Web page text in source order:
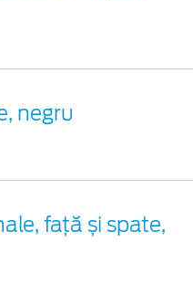
negru
față și spate,